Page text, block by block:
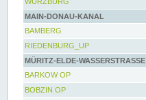
MAIN-DONAU-KANAL
BAMBERG
RIEDENBURG_UP
MÜRITZ-ELDE-WASSERSTRASSE
BARKOW OP
BOBZIN OP